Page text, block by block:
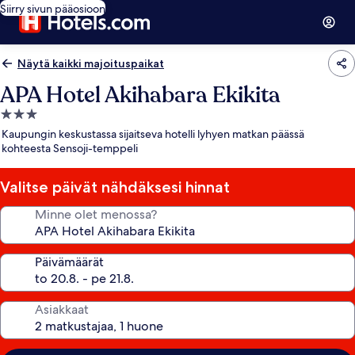
Siirry sivun pääosioon
Näytä kaikki majoituspaikat
APA Hotel Akihabara Ekikita
3.0
tähden
majoituspaikka
Kaupungin keskustassa sijaitseva hotelli lyhyen matkan päässä
kohteesta Sensoji-temppeli
Valitse päivät nähdäksesi hinnat
Minne olet menossa?
Päivämäärät
Asiakkaat